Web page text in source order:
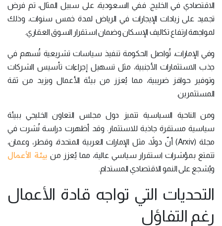
الاقتصادي في الخليج. ففي السعودية، على سبيل المثال، تم فرض
تجميد على زيادات الإيجارات في الرياض لمدة خمس سنوات، وذلك
لمواجهة ارتفاع تكاليف الإسكان وضمان استقرار السوق العقاري.
وفي الإمارات، تُواصل الحكومة تنفيذ سياسات تشريعية تُسهم في
جذب الاستثمارات الأجنبية، مثل تسهيل إجراءات تأسيس الشركات
وتوفير حوافز ضريبية، مما يُعزز من بيئة الأعمال ويزيد من ثقة
المستثمرين.
ومن الناحية السياسية تتميز دول مجلس التعاون الخليجي ببيئة
سياسية مستقرة جاذبة للاستثمار. وقد أظهرت دراسة نُشرت في
مجلة (Arxiv) أنّ دولاً، مثل الإمارات العربية المتحدة، وقطر، وعمان،
تتمتع بمؤشرات استقرار سياسي عالية، مما يُعزز من بيئة الأعمال
ويُشجع على النمو الاقتصادي المستدام.
التحديات التي تواجه قادة الأعمال
رغم التفاؤل